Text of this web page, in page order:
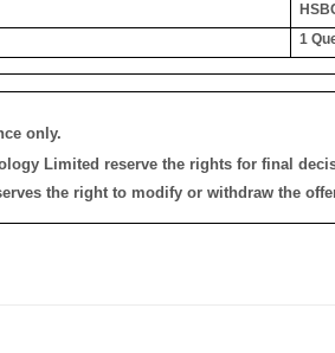
1
only.
Limited reserve the rights for final
the right to modify or withdraw the